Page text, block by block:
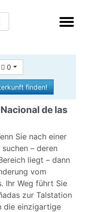
0
finden!
de las
Sie nach einer
– deren
liegt – dann
vom
Ihr Weg führt Sie
zur Talstation
die einzigartige